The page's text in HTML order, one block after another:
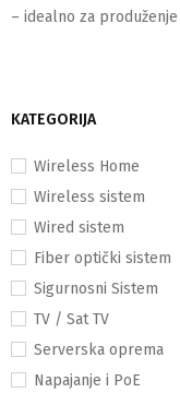
KATEGORIJA
Wireless Home
Wireless sistem
Wired sistem
Fiber optički sistem
Sigurnosni Sistem
TV / Sat TV
Serverska oprema
Napajanje i PoE
– idealno za